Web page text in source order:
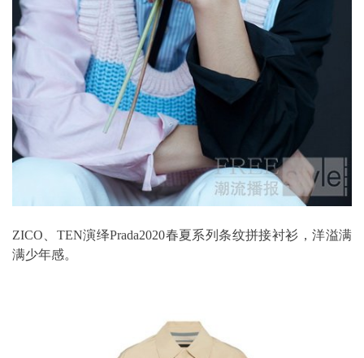
ZICO、TEN演绎Prada2020春夏系列条纹拼接衬衫，洋溢满
满少年感。